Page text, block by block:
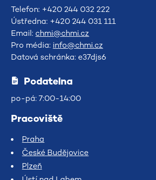
Telefon: +420 244 032 222
Ústředna: +420 244 031 111
Email: chmi@chmi.cz
Pro média: info@chmi.cz
Datová schránka: e37djs6
Podatelna
po-pá: 7:00-14:00
Pracoviště
Praha
České Budějovice
Plzeň